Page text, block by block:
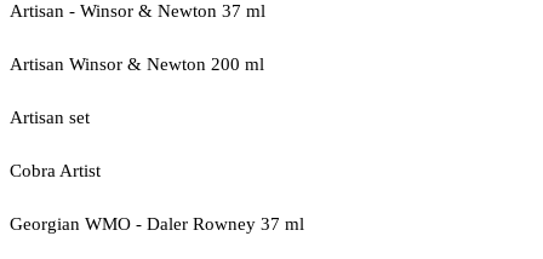
Artisan - Winsor & Newton 37 ml
Artisan Winsor & Newton 200 ml
Artisan set
Cobra Artist
Georgian WMO - Daler Rowney 37 ml